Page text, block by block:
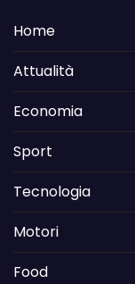
Home
Attualità
Economia
Sport
Tecnologia
Motori
Food